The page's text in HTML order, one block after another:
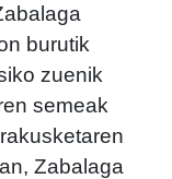
burutik
zuenik
semeak
Zabalaga